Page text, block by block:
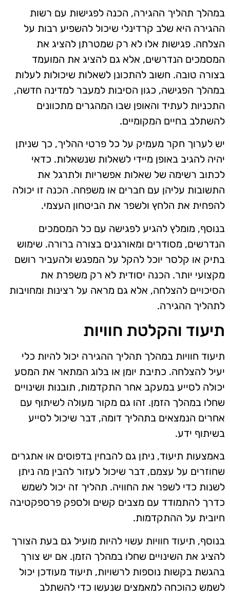
במהלך תהליך ההגירה, הכנה לפגישות עם רשות
ההגירה היא שלב קרדינלי שיכול להשפיע רבות על
הצלחה. פגישות אלו לא רק שמטרתן להציג את
המסמכים הנדרשים, אלא גם להציג את המועמד
בצורה טובה. חשוב להתכונן לשאלות שיכולות לעלות
במהלך הפגישה, כגון הסיבות למעבר למדינה חדשה,
התכניות לעתיד והאופן שבו המהגרים מתכוונים
להשתלב בחיים המקומיים.
יש לערוך חקר מעמיק על כל פרטי ההליך, כך שניתן
יהיה להגיב באופן מיידי לשאלות שנשאלות. כדאי
לכתוב רשימה של שאלות אפשריות ולתרגל את
התשובות עליהן עם חברים או משפחה. הכנה זו יכולה
להפחית את הלחץ ולשפר את הביטחון העצמי.
בנוסף, מומלץ להגיע לפגישה עם כל המסמכים
הנדרשים, מסודרים ומאורגנים בצורה ברורה. שימוש
בתיק או קלסר יוכל להקל על המפגש ולהעביר רושם
מקצועי יותר. הכנה יסודית לא רק משפרת את
הסיכויים להצלחה, אלא גם מראה על רצינות ומחויבות
לתהליך ההגירה.
תיעוד והקלטת חוויות
תיעוד חוויות במהלך תהליך ההגירה יכול להיות כלי
יעיל להצלחה. כתיבת יומן או בלוג המתאר את המסע
יכולה לסייע במעקב אחר התקדמות, תובנות ושינויים
שחלו במהלך הזמן. זהו גם מקור מעולה לשיתוף עם
אחרים הנמצאים בתהליך דומה, דבר שיכול לסייע
בשיתוף ידע.
באמצעות תיעוד, ניתן גם להבחין בדפוסים או אתגרים
שחוזרים על עצמם, דבר שיכול לעזור להבין מה ניתן
לשנות כדי לשפר את החוויה. תהליך זה יכול לשמש
כדרך להתמודד עם מצבים קשים ולספק פרספקטיבה
חיובית על ההתקדמות.
בנוסף, תיעוד חוויות עשוי להיות מועיל גם בעת הצורך
להציג את השינויים שחלו במהלך הזמן. אם יש צורך
בהגשת בקשות נוספות לרשויות, תיעוד מעודכן יכול
לשמש כהוכחה למאמצים שנעשו כדי להשתלב